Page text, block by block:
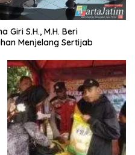
Giri S.H., M.H. Beri
Menjelang Sertijab